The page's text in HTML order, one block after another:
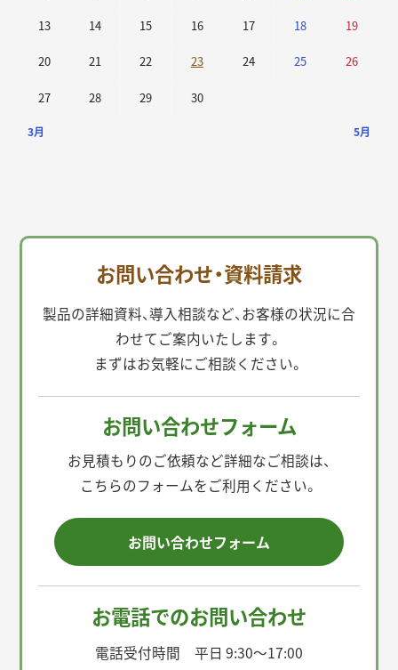
13 14 15 16 17 18 19
20 21 22 23 24 25 26
27 28 29 30
3月 5月
お問い合わせ・資料請求
製品の詳細資料、導入相談など、お客様の状況に合
わせてご案内いたします。
まずはお気軽にご相談ください。
お問い合わせフォーム
お見積もりのご依頼など詳細なご相談は、
こちらのフォームをご利用ください。
お問い合わせフォーム
お電話でのお問い合わせ
電話受付時間 平日 9:30〜17:00